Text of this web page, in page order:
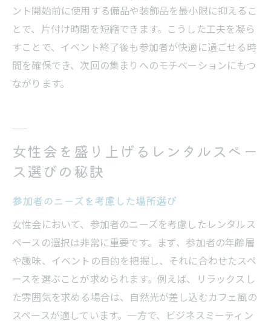
ント開始前に使用する備品や装飾品を最小限に抑えるこ
とで、片付け時間を短縮できます。こうした工夫を凝ら
すことで、イベント終了後も参加者が快適に過ごせる時
間を確保でき、次回の集まりへのモチベーションにもつ
ながります。
女性会を盛り上げるレンタルスペー
ス選びの秘訣
参加者のニーズを考慮した場所選び
女性会において、参加者のニーズを考慮したレンタルス
ペースの選択は非常に重要です。まず、参加者の年齢層
や趣味、イベントの目的を把握し、それに合わせたスペ
ースを選ぶことが求められます。例えば、リラックスし
た雰囲気を求める場合は、自然光が差し込むカフェ風の
スペースが適しています。一方で、ビジネスミーティン